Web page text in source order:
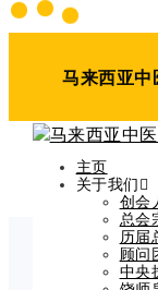
马来西亚
主页
关于我们
创会
总会
历届
顾问
中央
Blog Post